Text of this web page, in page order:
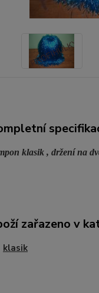
klasik , držení na
zařazeno v
klasik